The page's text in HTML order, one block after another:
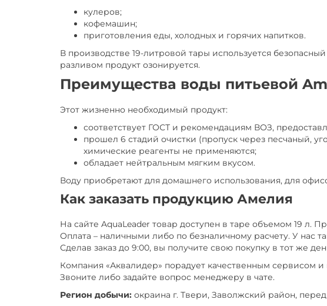
кулеров;
кофемашин;
приготовления еды, холодных и горячих напитков.
В производстве 19-литровой тары используется
разливом продукт озонируется.
Преимущества воды питьевой
Этот жизненно необходимый продукт:
соответствует ГОСТ и рекомендациям ВОЗ,
прошел 6 стадий очистки (пропуск через песчаный,
химические реагенты не применяются;
обладает нейтральным мягким вкусом.
Воду приобретают для домашнего использования, для
Как заказать продукцию Амелия
На сайте AquaLeader товар доступен в таре объемом 19 л.
Оплата – наличными либо по безналичному расчету. У нас
Сделав заказ до 9:00, вы получите свою покупку в тот же
Компания «Аквалидер» порадует качественным сервисом
Звоните либо задайте вопрос менеджеру в чате.
Регион добычи: окраина г. Твери, Заволжский район,